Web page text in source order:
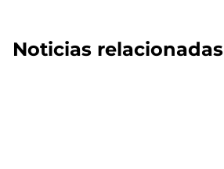
Noticias relacionadas